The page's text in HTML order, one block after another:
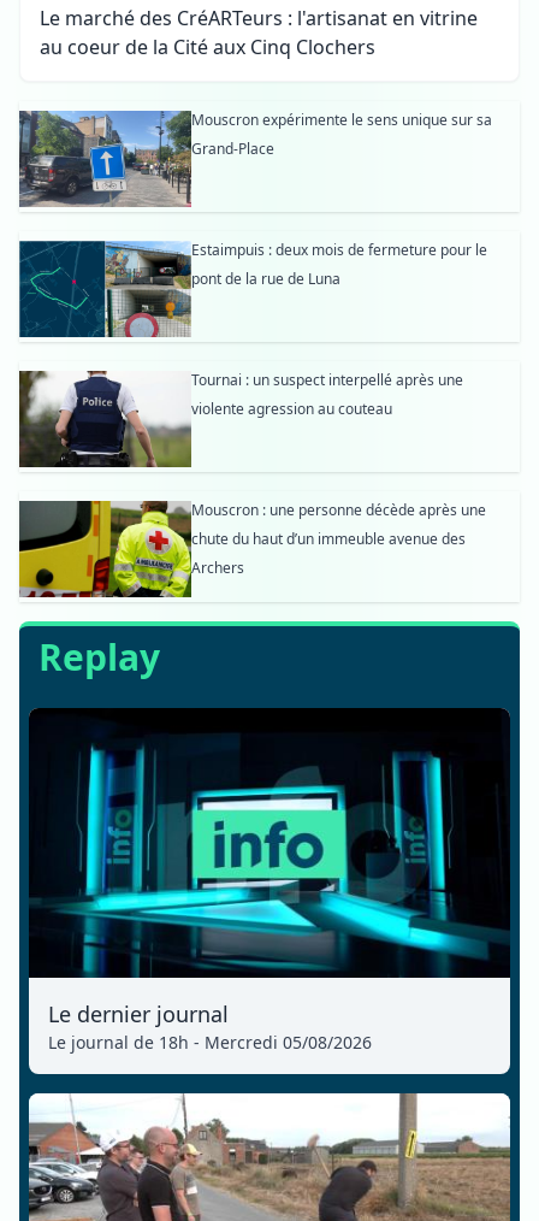
Le marché des CréARTeurs : l'artisanat en vitrine
au coeur de la Cité aux Cinq Clochers
Mouscron expérimente le sens unique sur sa
Grand-Place
Estaimpuis : deux mois de fermeture pour le
pont de la rue de Luna
Tournai : un suspect interpellé après une
violente agression au couteau
Mouscron : une personne décède après une
chute du haut d’un immeuble avenue des
Archers
Replay
Le dernier journal
Le journal de 18h - Mercredi 05/08/2026